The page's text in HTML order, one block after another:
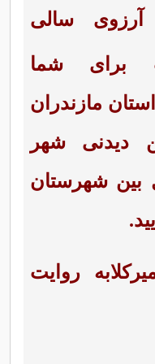
سالی
برای شما
مازندران
دیدنی شهر
بین شهرستان
روایت